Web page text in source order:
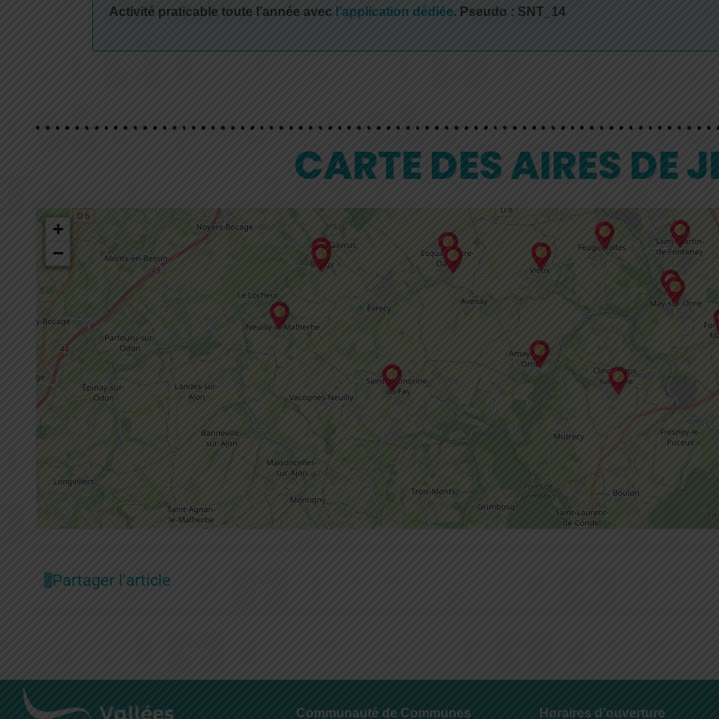
Activité praticable toute l’année avec l’application dédiée. Pseudo : SNT_14
CARTE DES AIRES DE
+
−
Partager l'article
Communauté de Communes Horaires d’ouverture